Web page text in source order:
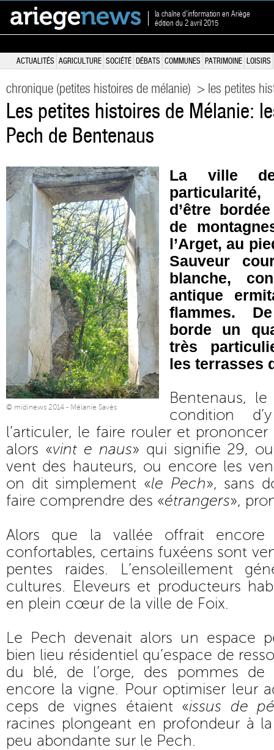
la chaîne d'information en Ariège
édition du 2 avril 2015
ACTUALITÉS AGRICULTURE SOCIÉTÉ DÉBATS COMMUNES PATRIMOINE LOISIRS
chronique (petites histoires de mélanie) > les petites
Les petites histoires de Mélanie:
Pech de Bentenaus
© midinews 2014 - Mélanie Savès
La ville
d’être
de
l’Arget, au
Sauveur
blanche,
antique
flammes.
borde un
très
les terrasses
Bentenaus,
condition
l’articuler, le faire rouler et prononcer
alors «vint e naus» qui signifie 29,
vent des hauteurs, ou encore les
on dit simplement «le Pech», sans
faire comprendre des «étrangers»,
Alors que la vallée offrait encore
confortables, certains fuxéens sont
pentes raides. L’ensoleillement
cultures. Eleveurs et producteurs
en plein cœur de la ville de Foix.
Le Pech devenait alors un espace
bien lieu résidentiel qu’espace de
du blé, de l’orge, des pommes
encore la vigne. Pour optimiser leur
ceps de vignes étaient «issus de
racines plongeant en profondeur à
peu abondante sur le Pech.